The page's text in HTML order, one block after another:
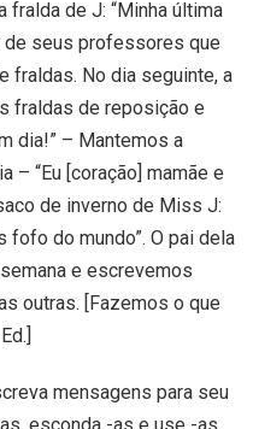
fralda de J: “Minha última
de seus professores que
fraldas. No dia seguinte, a
fraldas de reposição e
dia!” – Mantemos a
– “Eu [coração] mamãe e
de inverno de Miss J:
fofo do mundo”. O pai dela
e escrevemos
outras. [Fazemos o que
mensagens para seu